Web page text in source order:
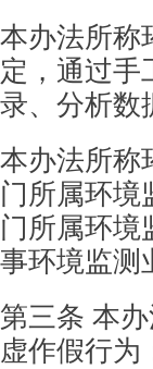
本办法所称
定，通过手
录、分析数
本办法所称
门所属环
门所属环境
事环境监测
第三条 本
虚作假行为